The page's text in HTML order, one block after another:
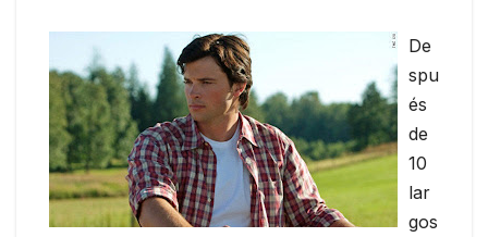
De
spu
és
de
10
lar
gos